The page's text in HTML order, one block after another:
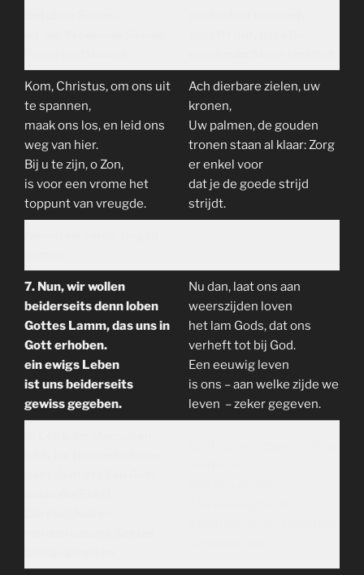
Kom, Christus, om ons uit
te spannen,
maak ons los, en leid ons
weg van hier.
Bij u te zijn, o Zon,
is voor een vrome het
toppunt van vreugde.
Ach dierbare zielen, uw
kronen,
Uw palmen, de gouden
tronen staan al klaar: Zorg
er enkel voor
dat je de goede strijd
strijdt.
7. Nun, wir wollen
beiderseits denn loben
Gottes Lamm, das uns in
Gott erhoben.
ein ewigs Leben
ist uns beiderseits
gewiss gegeben.
Nu dan, laat ons aan
weerszijden loven
het lam Gods, dat ons
verheft tot bij God.
Een eeuwig leven
is ons – aan welke zijde we
leven – zeker gegeven.